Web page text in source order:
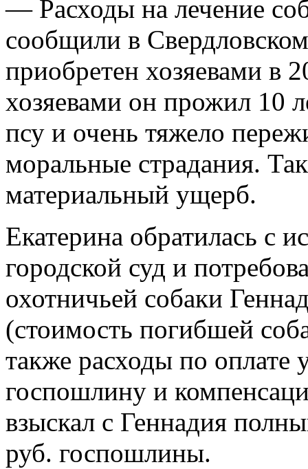
— Расходы на лечение
сообщили в
приобретен хозяевами в
хозяевами он прожил 10
псу и очень тяжело
моральные страдания.
материальный ущерб.
Екатерина обратилась с
городской суд и
охотничьей собаки
(стоимость погибшей
также расходы по оплате
госпошлину и
взыскал с Геннадия
руб. госпошлины.